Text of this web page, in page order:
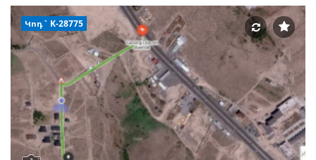
Կոդ` K-28775